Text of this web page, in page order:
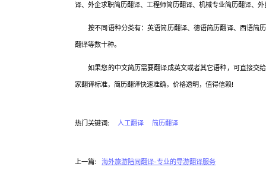
译、外企求职简历翻译、工程师简历翻译、机械专业简历翻译、外
按不同语种分类有：英语简历翻译、德语简历翻译、西语简
翻译等数十种。
如果您的中文简历需要翻译成英文或者其它语种，可直接交
家翻译标准，简历翻译快速准确，价格透明，值得信赖!
热门关键词: 人工翻译 简历翻译
上一篇: 海外旅游陪同翻译-专业的导游翻译服务